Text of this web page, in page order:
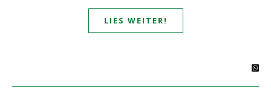
LIES WEITER!